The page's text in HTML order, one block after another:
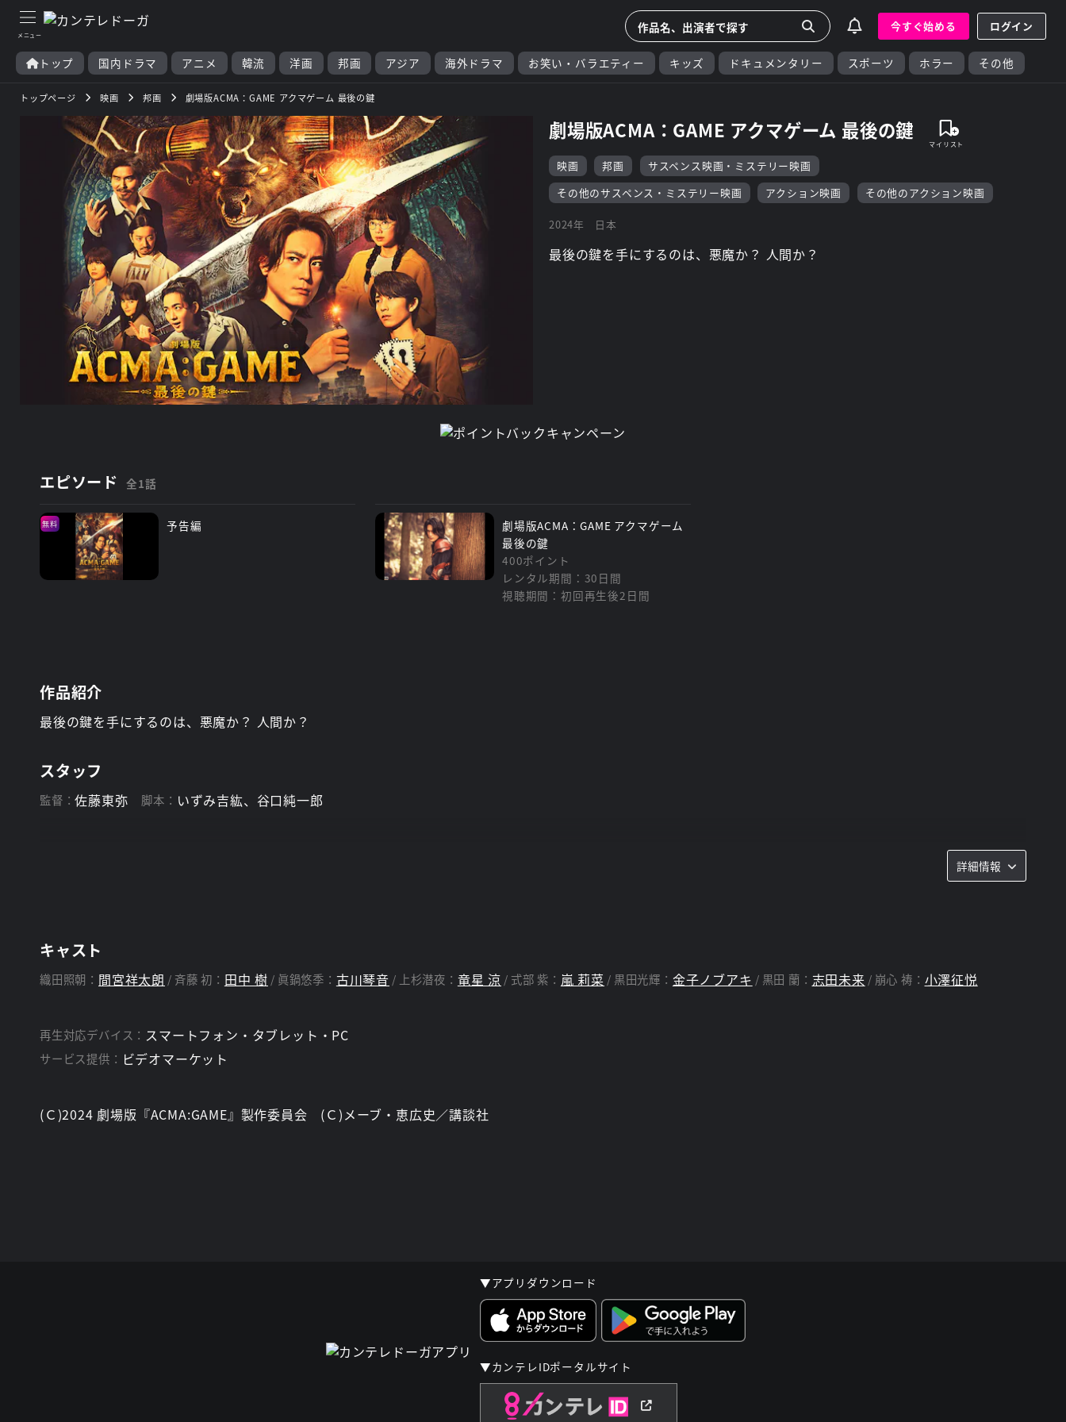
今すぐ始める ログイン
トップ 国内ドラマ アニメ 韓流 洋画 邦画 アジア 海外ドラマ お笑い・バラエティー キッズ ドキュメンタリー スポーツ ホラー その他
トップページ 映画 邦画 劇場版ACMA：GAME アクマゲーム 最後の鍵
劇場版ACMA：GAME アクマゲーム 最後の鍵
映画 邦画
サスペンス映画・ミステリー映画
その他のサスペンス・ミステリー映画
アクション映画 その他のアクション映画
2024年 日本
最後の鍵を手にするのは、悪魔か？ 人間か？
エピソード 全1話
無料 予告編
劇場版ACMA：GAME アクマゲーム
最後の鍵
400ポイント
レンタル期間：30日間
視聴期間：初回再生後2日間
作品紹介
最後の鍵を手にするのは、悪魔か？ 人間か？
スタッフ
監督：佐藤東弥 脚本： いずみ吉紘、谷口純一郎
詳細情報
キャスト
織田照朝： 間宮祥太朗 斉藤 初： 田中 樹 眞鍋悠季： 古川琴音 上杉潜夜： 竜星 涼 式部 紫： 嵐 莉菜 黒田光輝： 金子ノブアキ 黒田 蘭： 志田未来 崩心 祷： 小澤征悦
再生対応デバイス： スマートフォン・タブレット・PC
サービス提供： ビデオマーケット
(Ｃ)2024 劇場版『ACMA:GAME』製作委員会 (Ｃ)メーブ・恵広史／講談社
▼アプリダウンロード
▼カンテレIDポータルサイト